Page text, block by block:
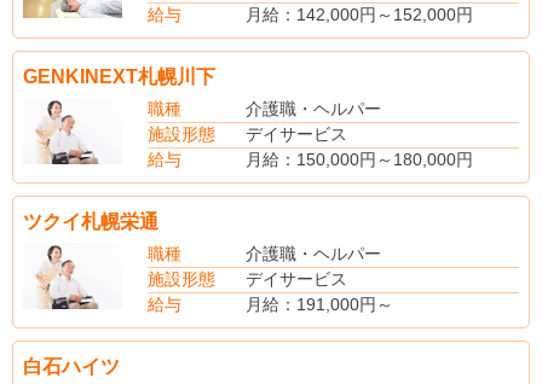
給与
月給：142,000円～152,000円
(別途手当)
リーダー、サブリーダー手当
夜勤手当：1回2,500円×4回か5回
賞与：賞与2回 実績による
GENKINEXT札幌川下
職種
介護職・ヘルパー
施設形態
デイサービス
給与
月給：150,000円～180,000円
ツクイ札幌栄通
職種
介護職・ヘルパー
施設形態
デイサービス
給与
月給：191,000円～
（別途手当）
白石ハイツ